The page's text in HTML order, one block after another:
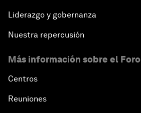
Liderazgo y gobernanza
Nuestra repercusión
Más información sobre el Foro
Centros
Reuniones